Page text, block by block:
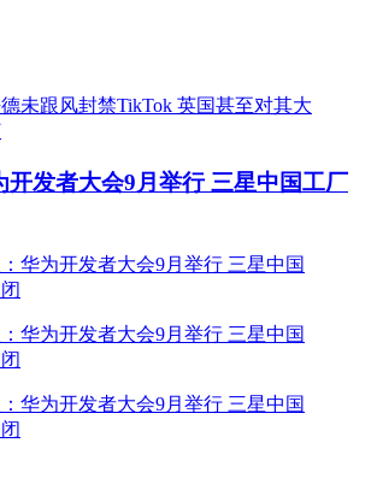
开发者大会9月举行 三星中国工厂